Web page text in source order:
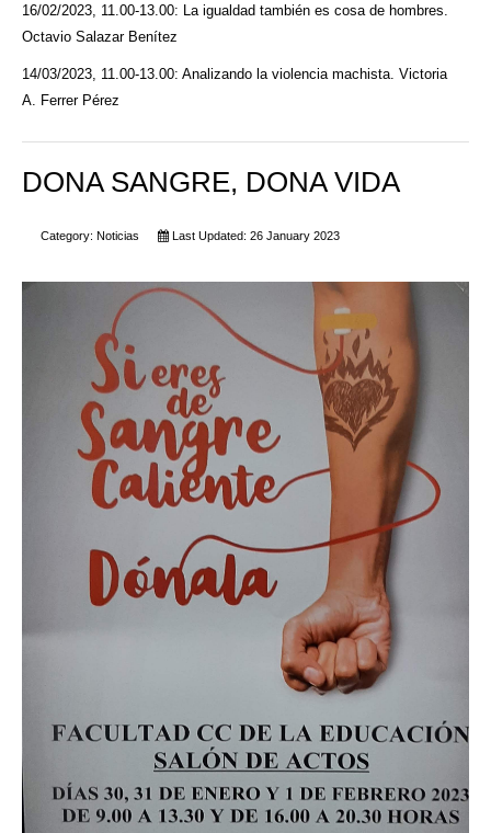
16/02/2023, 11.00-13.00: La igualdad también es cosa de hombres.
Octavio Salazar Benítez
14/03/2023, 11.00-13.00: Analizando la violencia machista. Victoria
A. Ferrer Pérez
DONA SANGRE, DONA VIDA
Category: Noticias Last Updated: 26 January 2023